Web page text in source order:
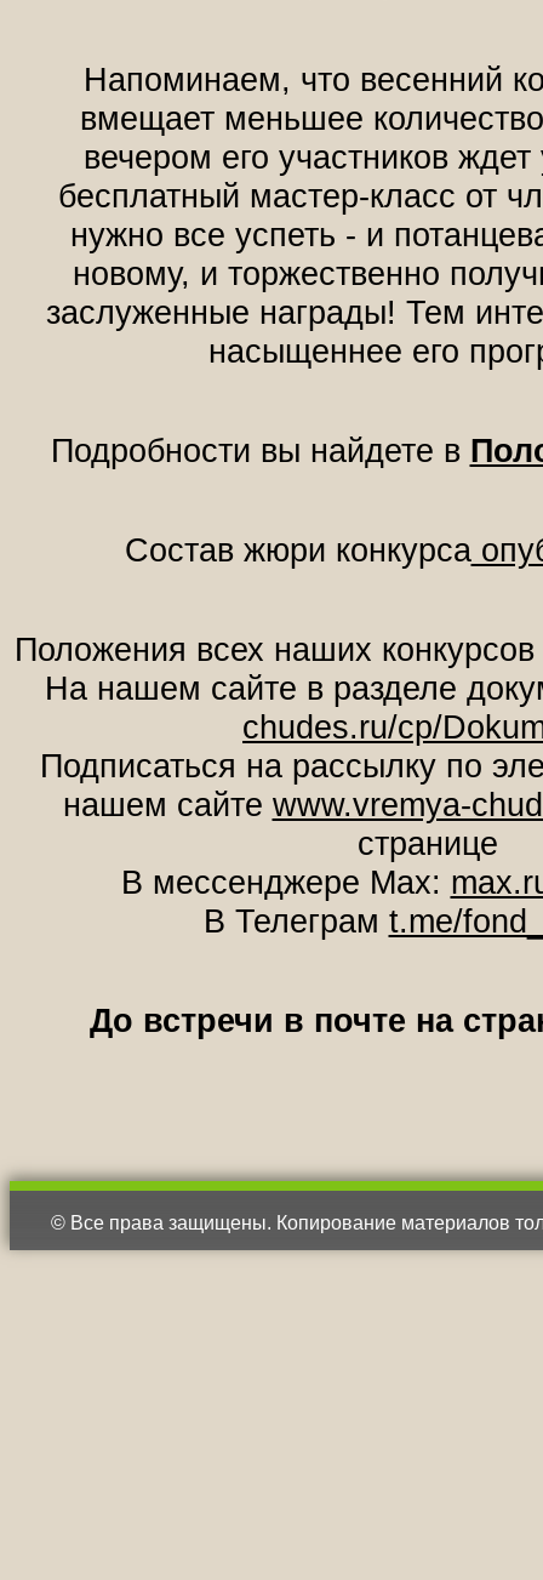
Напоминаем, что весенний
вмещает меньшее
вечером его участников
бесплатный мастер-класс от
нужно все успеть - и
новому, и торжественно
заслуженные награды! Тем
насыщеннее его
Подробности вы найдете в
Состав жюри конкурса
Положения всех наших
На нашем сайте в разделе
chudes.ru/cp/
Подписаться на рассылку по
нашем сайте www.vremya-
странице
В мессенджере Мах:
В Телеграм t.me/
До встречи в почте на
© Все права защищены. Копирование материалов